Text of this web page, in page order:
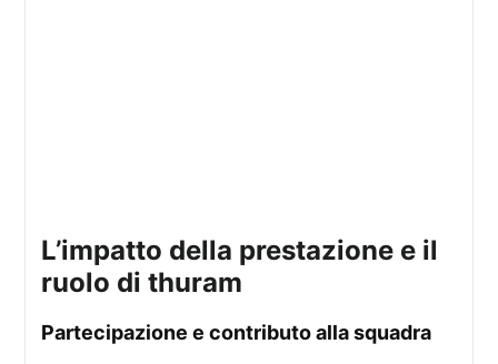
l’impatto della prestazione e il
ruolo di thuram
partecipazione e contributo alla squadra